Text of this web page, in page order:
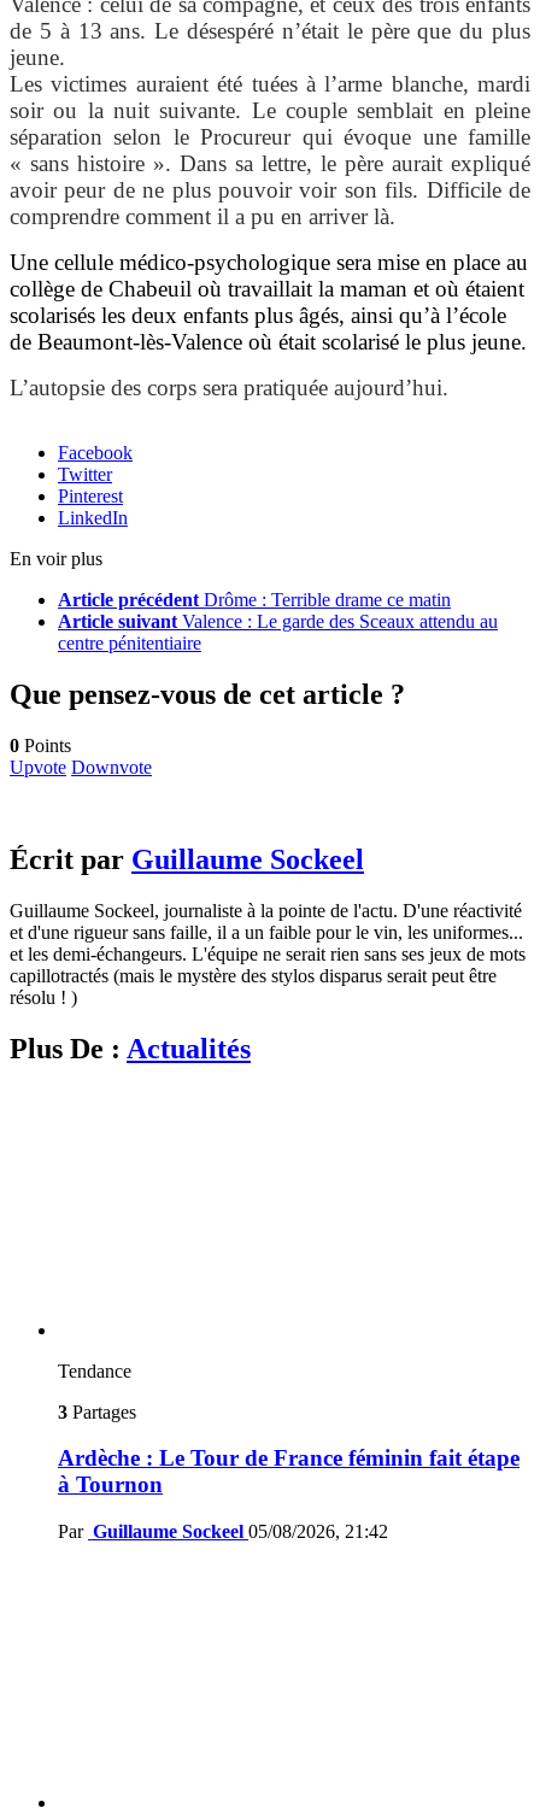
de 5 à 13 ans. Le désespéré n’était le père que du plus
jeune.
Les victimes auraient été tuées à l’arme blanche, mardi
soir ou la nuit suivante. Le couple semblait en pleine
séparation selon le Procureur qui évoque une famille
« sans histoire ». Dans sa lettre, le père aurait expliqué
avoir peur de ne plus pouvoir voir son fils. Difficile de
comprendre comment il a pu en arriver là.
Une cellule médico-psychologique sera mise en place au
collège de Chabeuil où travaillait la maman et où étaient
scolarisés les deux enfants plus âgés, ainsi qu’à l’école
de Beaumont-lès-Valence où était scolarisé le plus jeune.
L’autopsie des corps sera pratiquée aujourd’hui.
Facebook
Twitter
Pinterest
LinkedIn
En voir plus
Article précédent Drôme : Terrible drame ce matin
Article suivant Valence : Le garde des Sceaux attendu au
centre pénitentiaire
Que pensez-vous de cet article ?
0 Points
Upvote Downvote
Écrit par Guillaume Sockeel
Guillaume Sockeel, journaliste à la pointe de l'actu. D'une réactivité
et d'une rigueur sans faille, il a un faible pour le vin, les uniformes...
et les demi-échangeurs. L'équipe ne serait rien sans ses jeux de mots
capillotractés (mais le mystère des stylos disparus serait peut être
résolu ! )
Plus De : Actualités
Tendance
3 Partages
Ardèche : Le Tour de France féminin fait étape
à Tournon
Par Guillaume Sockeel 05/08/2026, 21:42